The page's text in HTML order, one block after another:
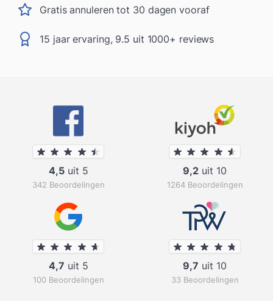
Gratis annuleren tot 30 dagen vooraf
15 jaar ervaring, 9.5 uit 1000+ reviews
4,5uit 5
342 Beoordelingen
9,2 uit 10
1264 Beoordelingen
4,7 uit 5
100 Beoordelingen
9,7 uit 10
33 Beoordelingen